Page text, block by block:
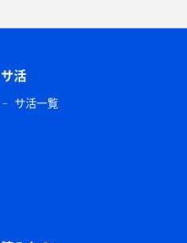
サ活
サ活一覧